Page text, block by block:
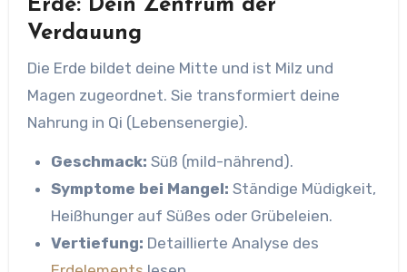
Erde: Dein Zentrum der
Verdauung
Die Erde bildet deine Mitte und ist Milz und
Magen zugeordnet. Sie transformiert deine
Nahrung in Qi (Lebensenergie).
Geschmack: Süß (mild-nährend).
Symptome bei Mangel: Ständige Müdigkeit,
Heißhunger auf Süßes oder Grübeleien.
Vertiefung: Detaillierte Analyse des